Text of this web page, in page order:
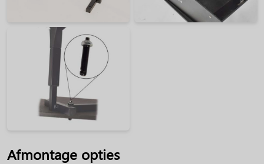
Afmontage opties